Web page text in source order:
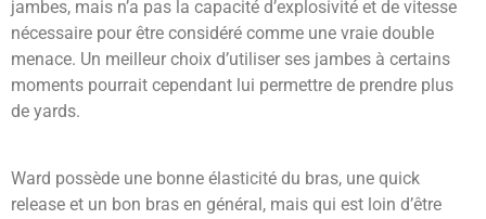
jambes, mais n’a pas la capacité d’explosivité et de vitesse
nécessaire pour être considéré comme une vraie double
menace. Un meilleur choix d’utiliser ses jambes à certains
moments pourrait cependant lui permettre de prendre plus
de yards.
Ward possède une bonne élasticité du bras, une quick
release et un bon bras en général, mais qui est loin d’être